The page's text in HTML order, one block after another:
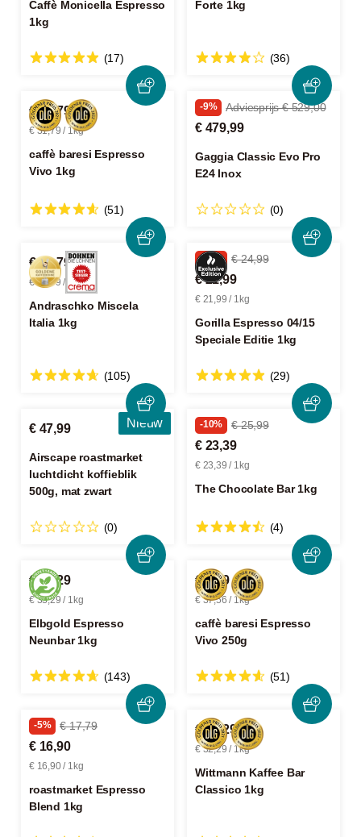
Caffè Monicella Espresso
1kg
(17)
Forte 1kg
(36)
€ 31,79
€ 31,79 / 1kg
caffè baresi Espresso
Vivo 1kg
(51)
-9% Adviesprijs € 529,00
€ 479,99
Gaggia Classic Evo Pro
E24 Inox
(0)
€ 32,79
€ 32,79 / 1kg
Andraschko Miscela
Italia 1kg
(105)
-12% € 24,99
€ 21,99
€ 21,99 / 1kg
Gorilla Espresso 04/15
Speciale Editie 1kg
(29)
Nieuw
€ 47,99
Airscape roastmarket
luchtdicht koffieblik
500g, mat zwart
(0)
-10% € 25,99
€ 23,39
€ 23,39 / 1kg
The Chocolate Bar 1kg
(4)
€ 33,29
€ 33,29 / 1kg
Elbgold Espresso
Neunbar 1kg
(143)
€ 9,39
€ 37,56 / 1kg
caffè baresi Espresso
Vivo 250g
(51)
-5% € 17,79
€ 16,90
€ 16,90 / 1kg
roastmarket Espresso
Blend 1kg
€ 32,29
€ 32,29 / 1kg
Wittmann Kaffee Bar
Classico 1kg